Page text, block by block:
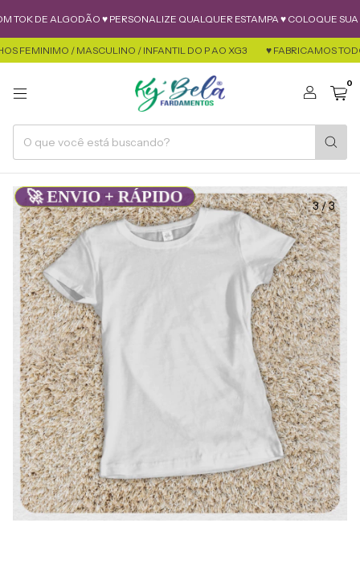
ALGODÃO ♥ PERSONALIZE QUALQUER ESTAMPA ♥ COLOQUE SUA
/ MASCULINO / INFANTIL DO P AO XG3 ♥ FABRICAMOS TODOS OS
0
🚀 ENVIO + RÁPIDO
3/3